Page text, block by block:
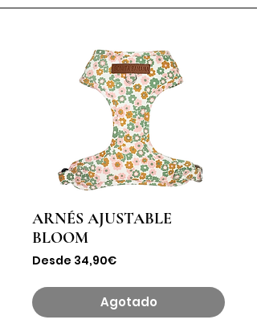
ARNÉS AJUSTABLE
BLOOM
Desde 34,90€Precio
oferta
Agotado